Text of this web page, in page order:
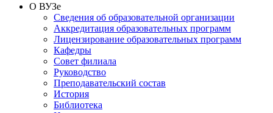
О ВУЗе
Сведения об образовательной организации
Аккредитация образовательных программ
Лицензирование образовательных программ
Кафедры
Совет филиала
Руководство
Преподавательский состав
История
Библиотека